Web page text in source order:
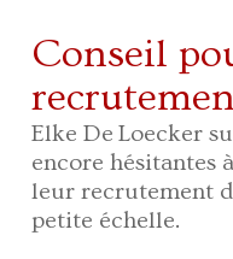
Conseil
Elke De Loecker
encore hésitantes
leur recrutement
petite échelle.